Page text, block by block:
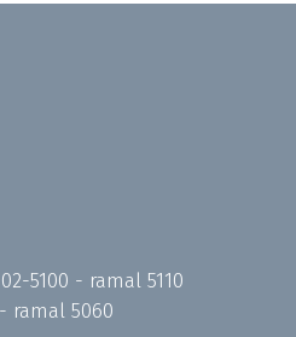
5100 - ramal 5110
ramal 5060